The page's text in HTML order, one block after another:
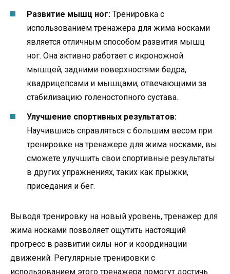
Развитие мышц ног: Тренировка с
использованием тренажера для жима носками
является отличным способом развития мышц
ног. Она активно работает с икроножной
мышцей, задними поверхностями бедра,
квадрицепсами и мышцами, отвечающими за
стабилизацию голеностопного сустава.
Улучшение спортивных результатов:
Научившись справляться с большим весом при
тренировке на тренажере для жима носками, вы
сможете улучшить свои спортивные результаты
в других упражнениях, таких как прыжки,
приседания и бег.
Выводя тренировку на новый уровень, тренажер для
жима носками позволяет ощутить настоящий
прогресс в развитии силы ног и координации
движений. Регулярные тренировки с
использованием этого тренажера помогут достичь